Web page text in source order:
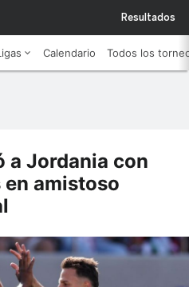
Resultados
Calendario Todos los
a Jordania con
amistoso